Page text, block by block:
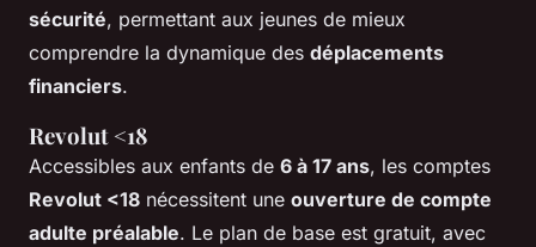
sécurité, permettant aux jeunes de mieux
comprendre la dynamique des déplacements
financiers.
Revolut <18
Accessibles aux enfants de 6 à 17 ans, les comptes
Revolut <18 nécessitent une ouverture de compte
adulte préalable. Le plan de base est gratuit, avec